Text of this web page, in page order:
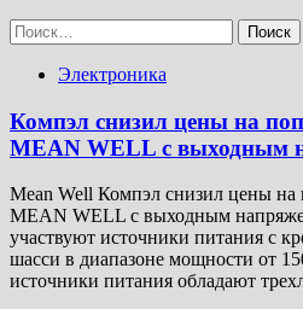
Найти:
Электроника
Компэл снизил цены на
MEAN WELL с выходным
Mean Well Компэл снизил цены
MEAN WELL с выходным
участвуют источники питания с
шасси в диапазоне мощности от
источники питания обладают